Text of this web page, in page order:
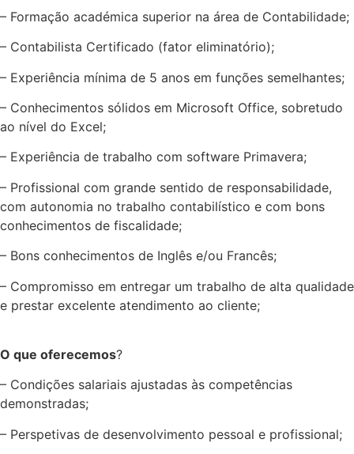
– Formação académica superior na área de Contabilidade;
– Contabilista Certificado (fator eliminatório);
– Experiência mínima de 5 anos em funções semelhantes;
– Conhecimentos sólidos em Microsoft Office, sobretudo
ao nível do Excel;
– Experiência de trabalho com software Primavera;
– Profissional com grande sentido de responsabilidade,
com autonomia no trabalho contabilístico e com bons
conhecimentos de fiscalidade;
– Bons conhecimentos de Inglês e/ou Francês;
– Compromisso em entregar um trabalho de alta qualidade
e prestar excelente atendimento ao cliente;
O que oferecemos?
– Condições salariais ajustadas às competências
demonstradas;
– Perspetivas de desenvolvimento pessoal e profissional;